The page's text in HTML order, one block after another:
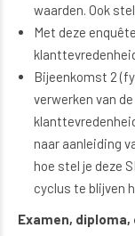
waarden. Ook
Met deze
Bijeenkomst 2
verwerken van
naar aanleiding
hoe stel je deze
cyclus te blijven
Examen,